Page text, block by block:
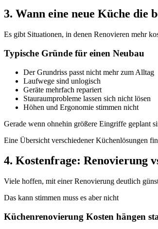
3. Wann eine neue Küche die
Es gibt Situationen, in denen Renovieren mehr
Typische Gründe für einen Neubau
Der Grundriss passt nicht mehr zum Alltag
Laufwege sind unlogisch
Geräte mehrfach repariert
Stauraumprobleme lassen sich nicht lösen
Höhen und Ergonomie stimmen nicht
Gerade wenn ohnehin größere Eingriffe geplant
Eine Übersicht verschiedener Küchenlösungen
4. Kostenfrage: Renovierung
Viele hoffen, mit einer Renovierung deutlich
Das kann stimmen muss es aber nicht
Küchenrenovierung Kosten hängen